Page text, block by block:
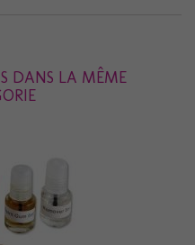
DANS LA MÊME